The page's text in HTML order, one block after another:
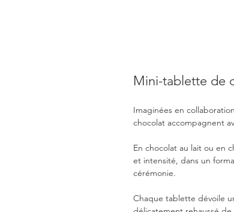
Mini-tablette de
Imaginées en
chocolat accompagnent
En chocolat au lait ou en
et intensité, dans un
cérémonie.
Chaque tablette dévoile